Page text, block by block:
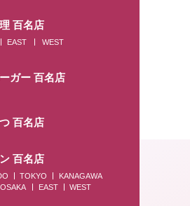
百名店
EAST WEST
ガー 百名店
百名店
百名店
TOKYO
KANAGAWA
OSAKA EAST WEST